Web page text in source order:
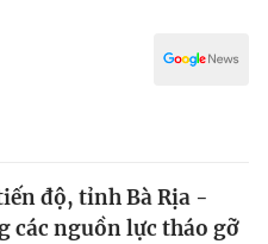
độ, tỉnh Bà Rịa -
các nguồn lực tháo gỡ